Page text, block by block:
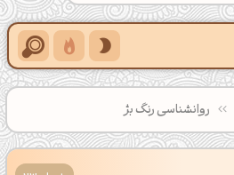
روانشناسی رنگ بژ